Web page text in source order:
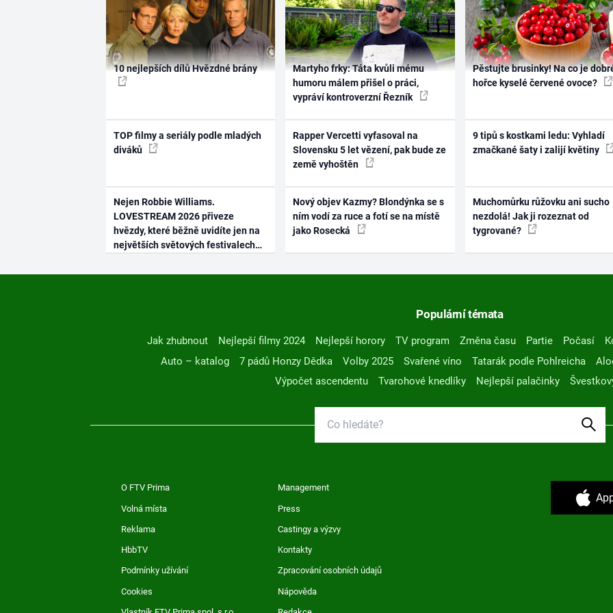
10 nejlepších dílů Hvězdné brány
TOP filmy a seriály podle mladých
diváků
Nejen Robbie Williams.
LOVESTREAM 2026 přiveze
hvězdy, které běžně uvidíte jen na
největších světových festivalech
Martyho frky: Táta kvůli mému
humoru málem přišel o práci,
vypráví kontroverzní Řezník
Rapper Vercetti vyfasoval na
Slovensku 5 let vězení, pak bude ze
země vyhoštěn
Nový objev Kazmy? Blondýnka se s
ním vodí za ruce a fotí se na místě
jako Rosecká
Pěstujte brusinky! Na co je
hořce kyselé červené ovoce?
9 tipů s kostkami ledu: Vyhladí
zmačkané šaty i zalijí květiny
Muchomůrku růžovku ani sucho
nezdolá! Jak ji rozeznat od
tygrované?
Populární témata
Jak zhubnout Nejlepší filmy 2024 Nejlepší horory TV program Změna času Partie Počasí
Auto – katalog
7 pádů Honzy Dědka Volby 2025 Svařené víno Tatarák podle Pohlreicha
Výpočet ascendentu
Tvarohové knedlíky Nejlepší palačinky
O FTV Prima Management
Volná místa Press
Reklama Castingy a výzvy
HbbTV Kontakty
Podmínky užívání Zpracování osobních údajů
Cookies Nápověda